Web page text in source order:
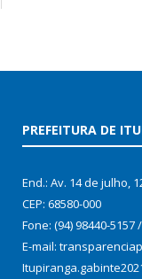
PREFEITURA DE
End.: Av. 14 de julho,
CEP: 68580-000
Fone: (94) 98440-5157
E-mail: